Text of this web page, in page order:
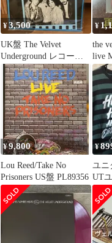
¥3,500
UK盤 The Velvet
Underground レコード
LP コンピ
¥
the
live
¥9,800
Lou Reed/Take No
Prisoners US盤 PL89356
¥
ユニ
UT
アア